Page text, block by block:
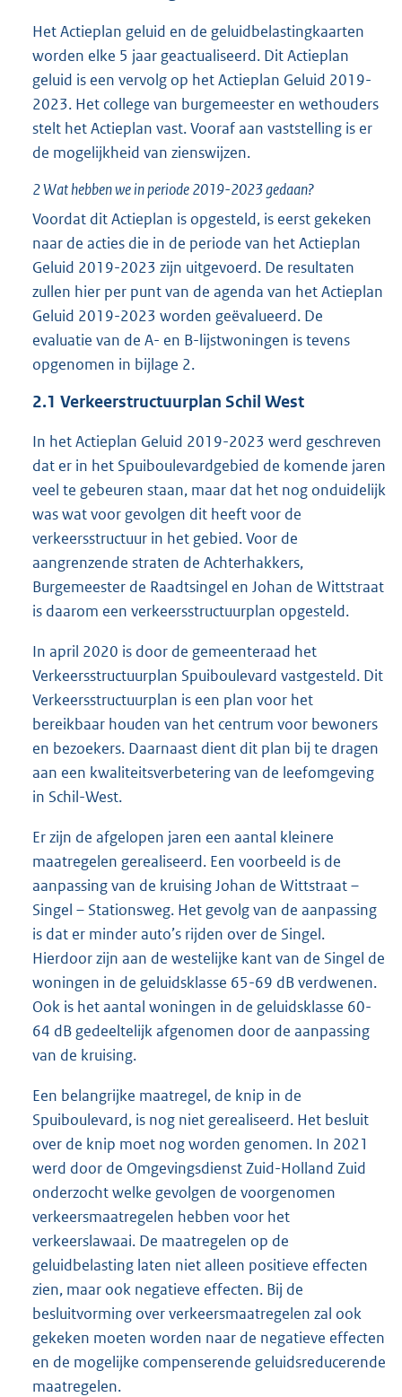
Het Actieplan geluid en de geluidbelastingkaarten
worden elke 5 jaar geactualiseerd. Dit Actieplan
geluid is een vervolg op het Actieplan Geluid 2019-
2023. Het college van burgemeester en wethouders
stelt het Actieplan vast. Vooraf aan vaststelling is er
de mogelijkheid van zienswijzen.
2Wat hebben we in periode 2019-2023 gedaan?
Voordat dit Actieplan is opgesteld, is eerst gekeken
naar de acties die in de periode van het Actieplan
Geluid 2019-2023 zijn uitgevoerd. De resultaten
zullen hier per punt van de agenda van het Actieplan
Geluid 2019-2023 worden geëvalueerd. De
evaluatie van de A- en B-lijstwoningen is tevens
opgenomen in bijlage 2.
2.1 Verkeerstructuurplan Schil West
In het Actieplan Geluid 2019-2023 werd geschreven
dat er in het Spuiboulevardgebied de komende jaren
veel te gebeuren staan, maar dat het nog onduidelijk
was wat voor gevolgen dit heeft voor de
verkeersstructuur in het gebied. Voor de
aangrenzende straten de Achterhakkers,
Burgemeester de Raadtsingel en Johan de Wittstraat
is daarom een verkeersstructuurplan opgesteld.
In april 2020 is door de gemeenteraad het
Verkeersstructuurplan Spuiboulevard vastgesteld. Dit
Verkeersstructuurplan is een plan voor het
bereikbaar houden van het centrum voor bewoners
en bezoekers. Daarnaast dient dit plan bij te dragen
aan een kwaliteitsverbetering van de leefomgeving
in Schil-West.
Er zijn de afgelopen jaren een aantal kleinere
maatregelen gerealiseerd. Een voorbeeld is de
aanpassing van de kruising Johan de Wittstraat –
Singel – Stationsweg. Het gevolg van de aanpassing
is dat er minder auto’s rijden over de Singel.
Hierdoor zijn aan de westelijke kant van de Singel de
woningen in de geluidsklasse 65-69 dB verdwenen.
Ook is het aantal woningen in de geluidsklasse 60-
64 dB gedeeltelijk afgenomen door de aanpassing
van de kruising.
Een belangrijke maatregel, de knip in de
Spuiboulevard, is nog niet gerealiseerd. Het besluit
over de knip moet nog worden genomen. In 2021
werd door de Omgevingsdienst Zuid-Holland Zuid
onderzocht welke gevolgen de voorgenomen
verkeersmaatregelen hebben voor het
verkeerslawaai. De maatregelen op de
geluidbelasting laten niet alleen positieve effecten
zien, maar ook negatieve effecten. Bij de
besluitvorming over verkeersmaatregelen zal ook
gekeken moeten worden naar de negatieve effecten
en de mogelijke compenserende geluidsreducerende
maatregelen.